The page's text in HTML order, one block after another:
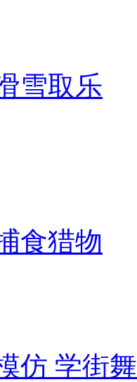
雪取乐
食猎物
仿 学街